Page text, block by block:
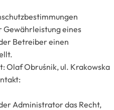
Gewährleistung eines
Betreiber einen
Olaf Obruśnik, ul. Krakowska
Administrator das Recht,